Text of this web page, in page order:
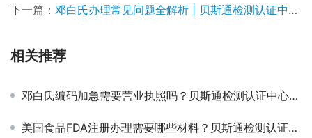
下一篇： 邓白氏办理常见问题全解析 | 贝斯通检测认证中心专业解答
相关推荐
邓白氏编码加急需要营业执照吗？贝斯通检测认证中心专业解答
美国食品FDA注册办理需要哪些材料？贝斯通检测认证中心专业解答